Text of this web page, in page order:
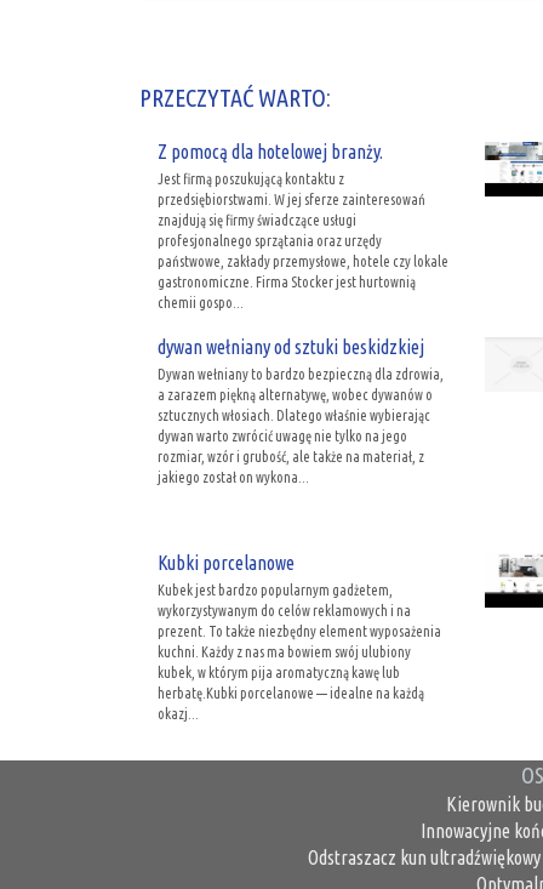
PRZECZYTAĆ WARTO:
Z pomocą dla hotelowej branży.
Jest firmą poszukującą kontaktu z
przedsiębiorstwami. W jej sferze zainteresowań
znajdują się firmy świadczące usługi
profesjonalnego sprzątania oraz urzędy
państwowe, zakłady przemysłowe, hotele czy lokale
gastronomiczne. Firma Stocker jest hurtownią
chemii gospo...
dywan wełniany od sztuki beskidzkiej
Dywan wełniany to bardzo bezpieczną dla zdrowia,
a zarazem piękną alternatywę, wobec dywanów o
sztucznych włosiach. Dlatego właśnie wybierając
dywan warto zwrócić uwagę nie tylko na jego
rozmiar, wzór i grubość, ale także na materiał, z
jakiego został on wykona...
Kubki porcelanowe
Kubek jest bardzo popularnym gadżetem,
wykorzystywanym do celów reklamowych i na
prezent. To także niezbędny element wyposażenia
kuchni. Każdy z nas ma bowiem swój ulubiony
kubek, w którym pija aromatyczną kawę lub
herbatę.Kubki porcelanowe — idealne na każdą
okazj...
Kierownik
Innowacyjne
Odstraszacz kun